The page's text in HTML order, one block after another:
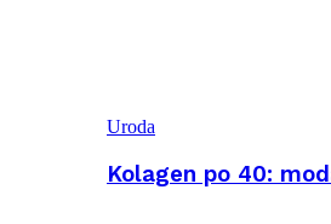
Uroda
Kolagen po 40: